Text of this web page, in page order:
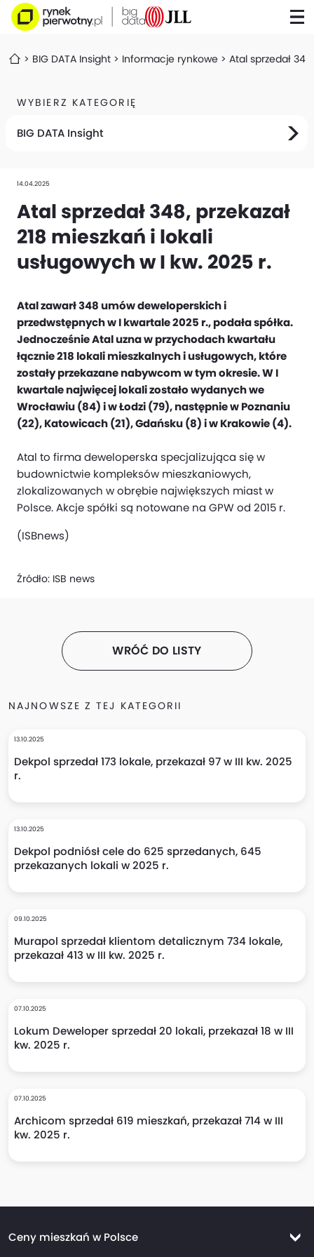
BIG DATA Insight Informacje rynkowe Atal sprzedał
WYBIERZ KATEGORIĘ
BIG DATA Insight
14.04.2025
Atal sprzedał 348, przekazał
218 mieszkań i lokali
usługowych w I kw. 2025 r.
Atal zawarł 348 umów deweloperskich i
przedwstępnych w I kwartale 2025 r., podała spółka.
Jednocześnie Atal uzna w przychodach kwartału
łącznie 218 lokali mieszkalnych i usługowych, które
zostały przekazane nabywcom w tym okresie. W I
kwartale najwięcej lokali zostało wydanych we
Wrocławiu (84) i w Łodzi (79), następnie w Poznaniu
(22), Katowicach (21), Gdańsku (8) i w Krakowie (4).
Atal to firma deweloperska specjalizująca się w
budownictwie kompleksów mieszkaniowych,
zlokalizowanych w obrębie największych miast w
Polsce. Akcje spółki są notowane na GPW od 2015 r.
(ISBnews)
Źródło: ISB news
WRÓĆ DO LISTY
NAJNOWSZE Z TEJ KATEGORII
13.10.2025
Dekpol sprzedał 173 lokale, przekazał 97 w III kw. 2025
r.
13.10.2025
Dekpol podniósł cele do 625 sprzedanych, 645
przekazanych lokali w 2025 r.
09.10.2025
Murapol sprzedał klientom detalicznym 734 lokale,
przekazał 413 w III kw. 2025 r.
07.10.2025
Lokum Deweloper sprzedał 20 lokali, przekazał 18 w III
kw. 2025 r.
07.10.2025
Archicom sprzedał 619 mieszkań, przekazał 714 w III
kw. 2025 r.
Ceny mieszkań w Polsce